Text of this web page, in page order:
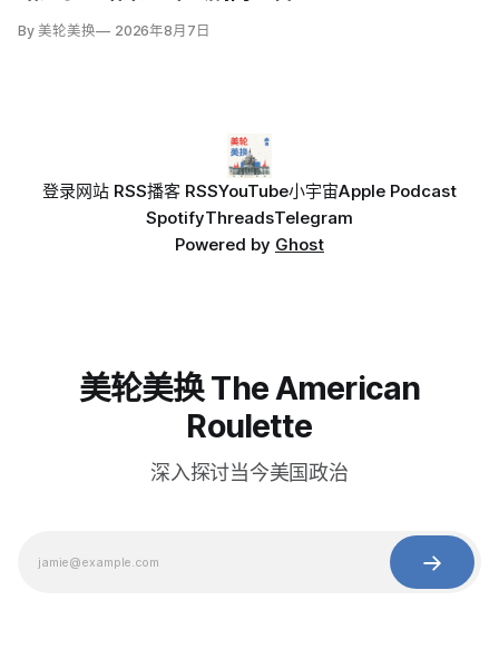
By 美轮美换 2026年8月7日
登录网站 RSS播客 RSSYouTube小宇宙Apple Podcast
SpotifyThreadsTelegram
Powered by Ghost
美轮美换 The American
Roulette
深入探讨当今美国政治